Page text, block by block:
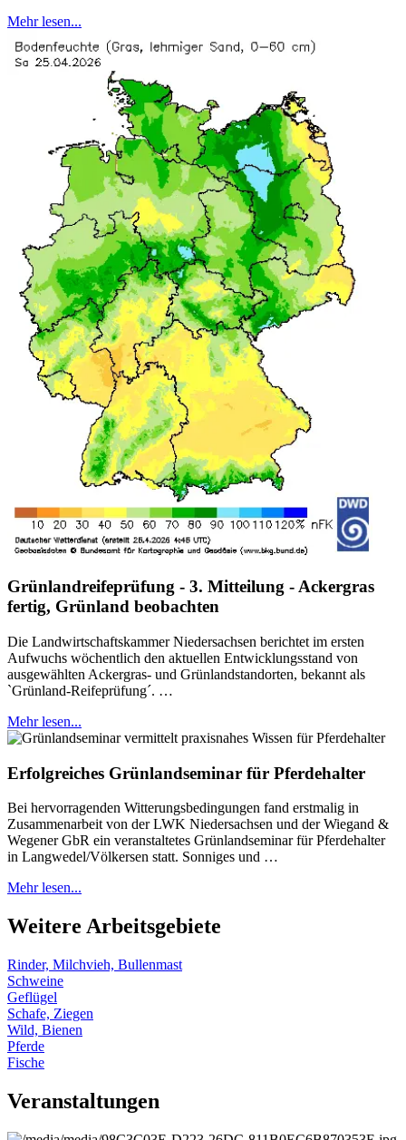
Mehr lesen...
Grünlandreifeprüfung - 3. Mitteilung - Ackergras
fertig, Grünland beobachten
Die Landwirtschaftskammer Niedersachsen berichtet im ersten
Aufwuchs wöchentlich den aktuellen Entwicklungsstand von
ausgewählten Ackergras- und Grünlandstandorten, bekannt als
`Grünland-Reifeprüfung´. …
Mehr lesen...
Erfolgreiches Grünlandseminar für Pferdehalter
Bei hervorragenden Witterungsbedingungen fand erstmalig in
Zusammenarbeit von der LWK Niedersachsen und der Wiegand &
Wegener GbR ein veranstaltetes Grünlandseminar für Pferdehalter
in Langwedel/Völkersen statt. Sonniges und …
Mehr lesen...
Weitere Arbeitsgebiete
Rinder, Milchvieh, Bullenmast
Schweine
Geflügel
Schafe, Ziegen
Wild, Bienen
Pferde
Fische
Veranstaltungen